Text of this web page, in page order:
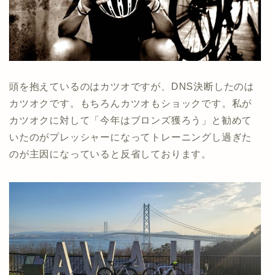
頭を抱えているのはカツオですが、DNS決断したのは
カツオクです。もちろんカツオもショックです。私が
カツオクに対して「今年はブロンズ獲ろう」と勧めて
いたのがプレッシャーになってトレーニングし過ぎた
のが主因になっていると反省しております。